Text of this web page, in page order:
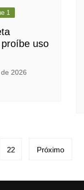
1
uso
2026
22 Próximo